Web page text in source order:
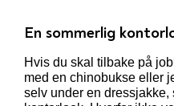
En sommerlig
Hvis du skal tilbake på
med en chinobukse eller
selv under en